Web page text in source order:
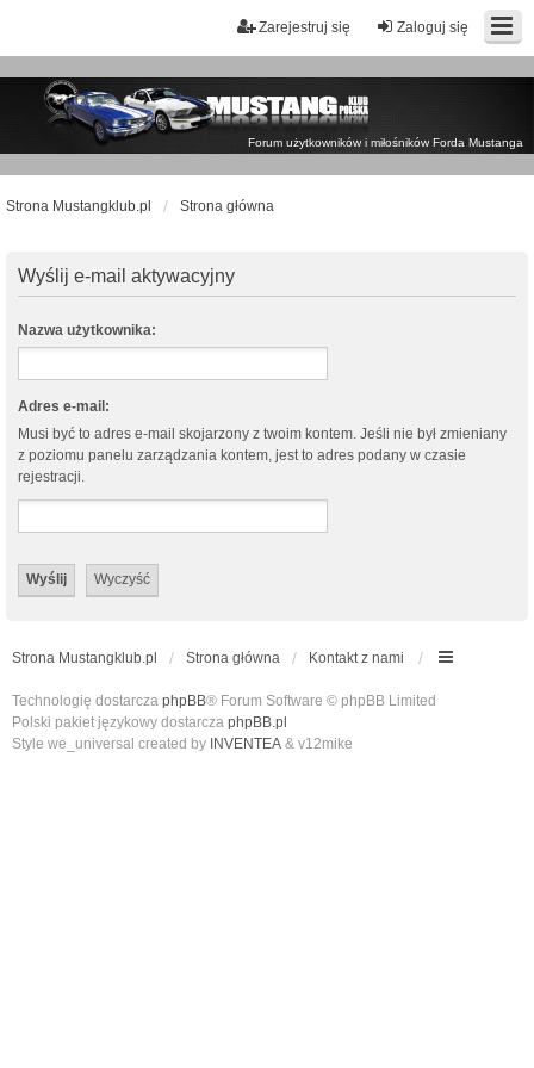
Zaloguj się
Zarejestruj się
Forum użytkowników i miłośników Forda Mustanga
Strona Mustangklub.pl Strona główna
Wyślij e-mail aktywacyjny
Nazwa użytkownika:
Adres e-mail:
Musi być to adres e-mail skojarzony z twoim kontem. Jeśli nie był zmieniany
z poziomu panelu zarządzania kontem, jest to adres podany w czasie
rejestracji.
Strona Mustangklub.pl Strona główna Kontakt z nami
Technologię dostarcza phpBB® Forum Software © phpBB Limited
Polski pakiet językowy dostarcza phpBB.pl
Style we_universal created by INVENTEA & v12mike